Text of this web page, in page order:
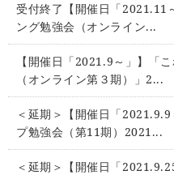
受付終了【開催日「2021.11
ング勉強会（オンライン...
【開催日「2021.9～」】「
（オンライン第３期）」2...
＜延期＞【開催日「
プ勉強会（第11期）2021...
＜延期＞【開催日「